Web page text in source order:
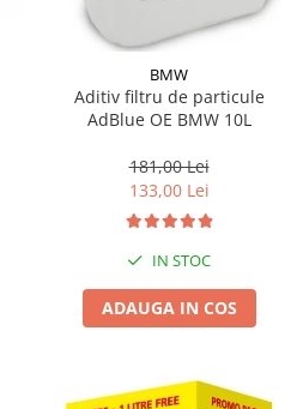
BMW
Aditiv filtru de particule
AdBlue OE BMW 10L
181,00 Lei
133,00 Lei
IN STOC
ADAUGA IN COS